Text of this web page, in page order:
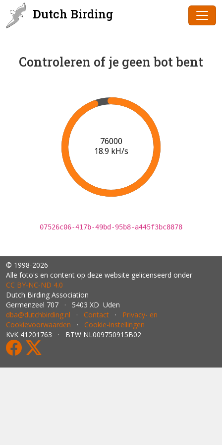
Dutch Birding
Controleren of je geen bot bent
79000
19.1 kH/s
07526c06-417b-49bd-95b8-a445f3bc8878
© 1998-2026
Alle foto's en content op deze website gelicenseerd onder
CC BY‑NC‑ND 4.0
Dutch Birding Association
Germenzeel 707 · 5403 XD Uden
dba@dutchbirding.nl · Contact · Privacy- en
Cookievoorwaarden · Cookie-instellingen
KvK 41201763 · BTW NL009750915B02